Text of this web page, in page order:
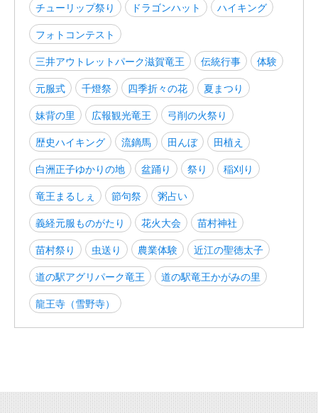
チューリップ祭り
ドラゴンハット
ハイキング
フォトコンテスト
三井アウトレットパーク滋賀竜王
伝統行事
体験
元服式
千燈祭 四季折々の花
夏まつり
妹背の里
広報観光竜王
弓削の火祭り
歴史ハイキング
流鏑馬 田んぼ
田植え
白洲正子ゆかりの地
盆踊り 祭り
稲刈り
竜王まるしぇ
節句祭
粥占い
義経元服ものがたり
花火大会
苗村神社
苗村祭り
虫送り 農業体験
近江の聖徳太子
道の駅アグリパーク竜王
道の駅竜王かがみの里
龍王寺（雪野寺）